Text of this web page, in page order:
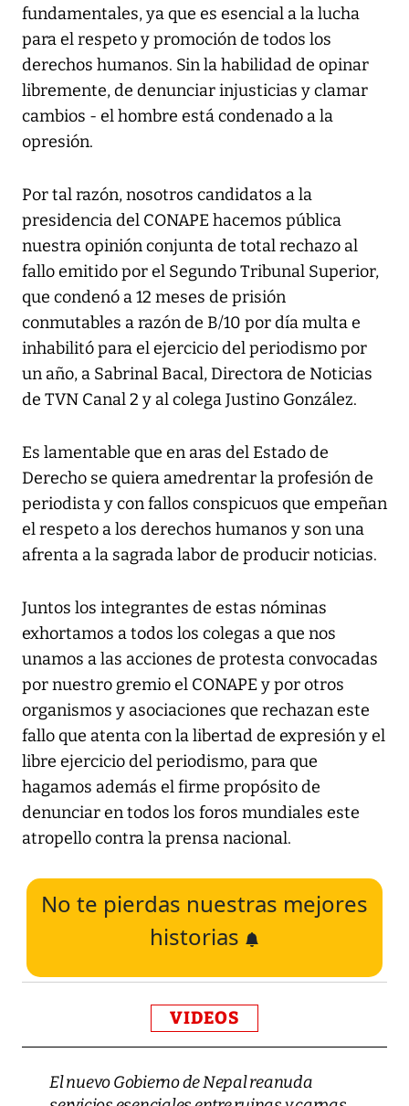
fundamentales, ya que es esencial a la lucha
para el respeto y promoción de todos los
derechos humanos. Sin la habilidad de opinar
libremente, de denunciar injusticias y clamar
cambios - el hombre está condenado a la
opresión.
Por tal razón, nosotros candidatos a la
presidencia del CONAPE hacemos pública
nuestra opinión conjunta de total rechazo al
fallo emitido por el Segundo Tribunal Superior,
que condenó a 12 meses de prisión
conmutables a razón de B/10 por día multa e
inhabilitó para el ejercicio del periodismo por
un año, a Sabrinal Bacal, Directora de Noticias
de TVN Canal 2 y al colega Justino González.
Es lamentable que en aras del Estado de
Derecho se quiera amedrentar la profesión de
periodista y con fallos conspicuos que empeñan
el respeto a los derechos humanos y son una
afrenta a la sagrada labor de producir noticias.
Juntos los integrantes de estas nóminas
exhortamos a todos los colegas a que nos
unamos a las acciones de protesta convocadas
por nuestro gremio el CONAPE y por otros
organismos y asociaciones que rechazan este
fallo que atenta con la libertad de expresión y el
libre ejercicio del periodismo, para que
hagamos además el firme propósito de
denunciar en todos los foros mundiales este
atropello contra la prensa nacional.
No te pierdas nuestras mejores
historias
VIDEOS
El nuevo Gobierno de Nepal reanuda